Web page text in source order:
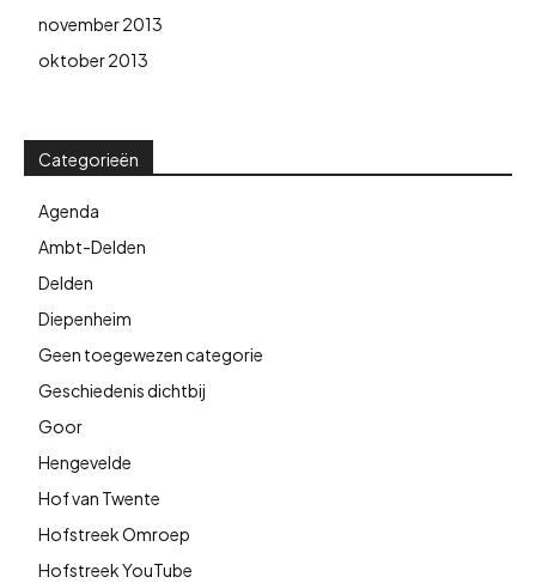
november 2013
oktober 2013
Categorieën
Agenda
Ambt-Delden
Delden
Diepenheim
Geen toegewezen categorie
Geschiedenis dichtbij
Goor
Hengevelde
Hof van Twente
Hofstreek Omroep
Hofstreek YouTube